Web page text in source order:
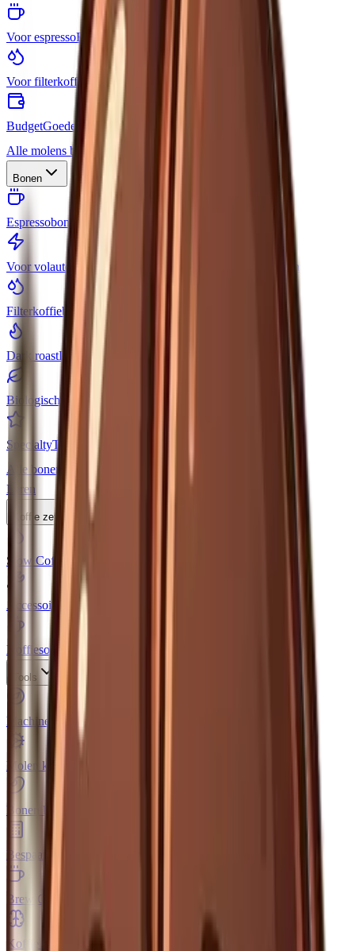
Voor espressoFijn en consistent maalwerk
Voor filterkoffie Grover maalwerk voor pour-over
BudgetGoede molens voor weinig geld
Alle molens bekijken
Bonen
Espressobonen Vol van smaak en met crema
Voor volautomaat Bonen die je machine moeiteloos aankan
Filterkoffiebonen Helder en aromatisch
Dark roastDonker gebrand en stevig
Biologisch Met biologisch keurmerk
SpecialtyTopkwaliteit, vaak single origin
Alle bonen bekijken
Leren
Koffie zetten
Slow Coffee
Accessoires Tampers, weegschalen, melkkannen
Koffiesoorten
Tools
Machine keuzehulp
Molen keuzehulp
Bonen keuzehulp
Bespaarcalculator
Brew Calculator
Koffie Trivia